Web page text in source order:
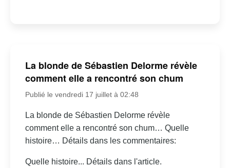
La blonde de Sébastien Delorme révèle
comment elle a rencontré son chum
Publié le vendredi 17 juillet à 02:48
La blonde de Sébastien Delorme révèle
comment elle a rencontré son chum… Quelle
histoire… Détails dans les commentaires:
Quelle histoire... Détails dans l'article.